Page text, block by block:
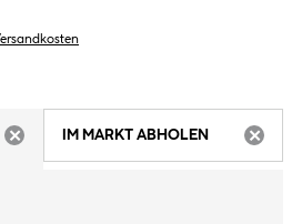
IM MARKT ABHOLEN